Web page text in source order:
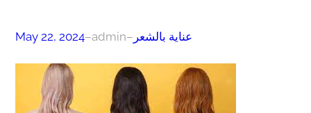
May 22, 2024–admin– عناية بالشعر